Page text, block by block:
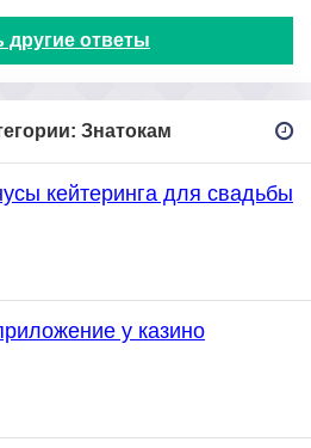
другие ответы
Знатокам
кейтеринга для свадьбы
у казино